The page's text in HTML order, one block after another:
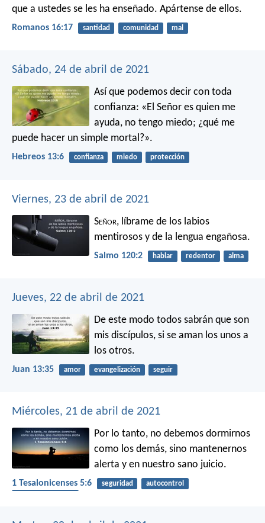
que a ustedes se les ha enseñado. Apártense de ellos.
Romanos 16:17 santidad comunidad mal
Sábado, 24 de abril de 2021
Así que podemos decir con toda
confianza: «El Señor es quien me
ayuda, no tengo miedo; ¿qué me
puede hacer un simple mortal?».
Hebreos 13:6 confianza miedo protección
Viernes, 23 de abril de 2021
Señor, líbrame de los labios
mentirosos y de la lengua engañosa.
Salmo 120:2 hablar redentor alma
Jueves, 22 de abril de 2021
De este modo todos sabrán que son
mis discípulos, si se aman los unos a
los otros.
Juan 13:35 amor evangelización seguir
Miércoles, 21 de abril de 2021
Por lo tanto, no debemos dormirnos
como los demás, sino mantenernos
alerta y en nuestro sano juicio.
1 Tesalonicenses 5:6 seguridad
autocontrol